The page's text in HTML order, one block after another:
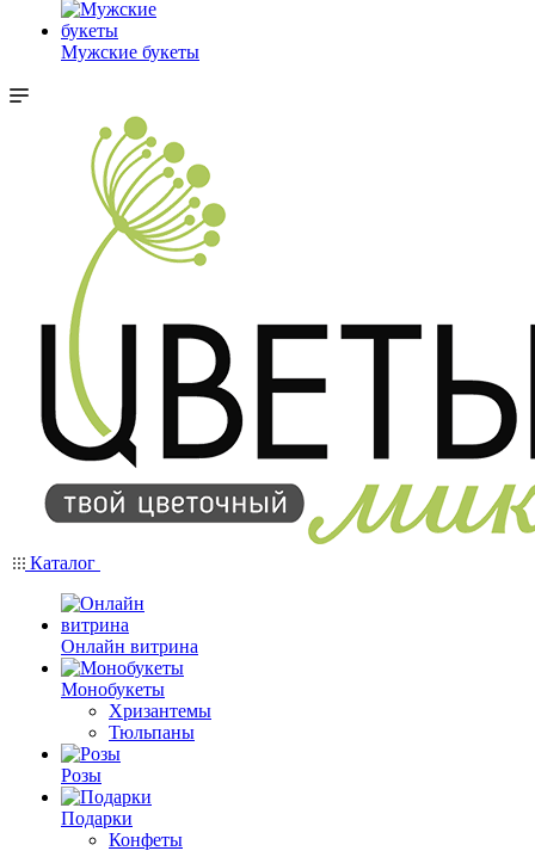
Мужские букеты
Каталог
Онлайн витрина
Монобукеты
Хризантемы
Тюльпаны
Розы
Подарки
Конфеты